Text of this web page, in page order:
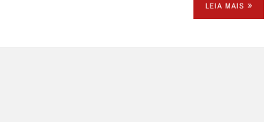
LEIA MAIS